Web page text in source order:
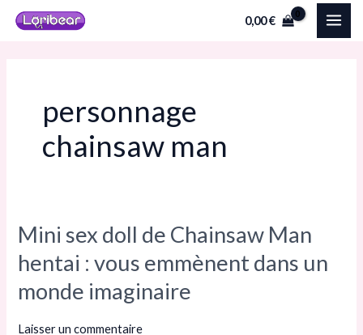
Aller
0,00€
personnage
chainsaw man
Mini sex doll de Chainsaw Man
hentai : vous emmènent dans un
monde imaginaire
Laisser un commentaire
Mini
sex
doll
de